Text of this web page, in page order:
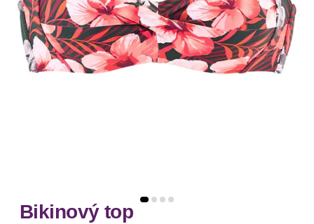
Bikinový top